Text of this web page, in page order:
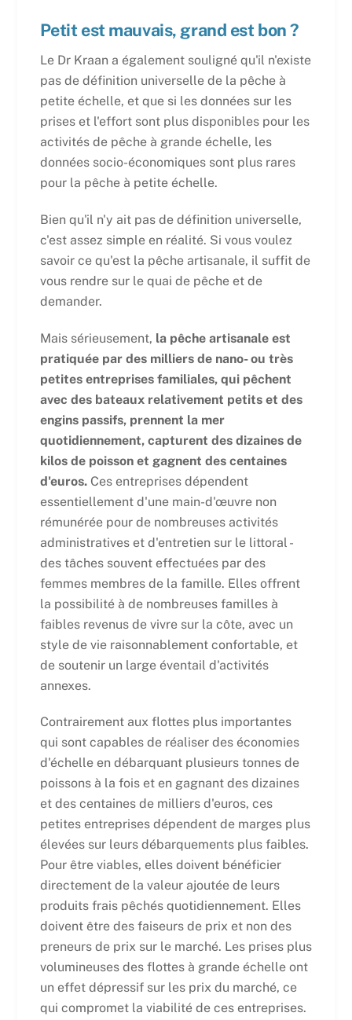
Petit est mauvais, grand est bon ?
Le Dr Kraan a également souligné qu'il n'existe
pas de définition universelle de la pêche à
petite échelle, et que si les données sur les
prises et l'effort sont plus disponibles pour les
activités de pêche à grande échelle, les
données socio-économiques sont plus rares
pour la pêche à petite échelle.
Bien qu'il n'y ait pas de définition universelle,
c'est assez simple en réalité. Si vous voulez
savoir ce qu'est la pêche artisanale, il suffit de
vous rendre sur le quai de pêche et de
demander.
Mais sérieusement, la pêche artisanale est
pratiquée par des milliers de nano- ou très
petites entreprises familiales, qui pêchent
avec des bateaux relativement petits et des
engins passifs, prennent la mer
quotidiennement, capturent des dizaines de
kilos de poisson et gagnent des centaines
d'euros.Ces entreprises dépendent
essentiellement d'une main-d'œuvre non
rémunérée pour de nombreuses activités
administratives et d'entretien sur le littoral -
des tâches souvent effectuées par des
femmes membres de la famille. Elles offrent
la possibilité à de nombreuses familles à
faibles revenus de vivre sur la côte, avec un
style de vie raisonnablement confortable, et
de soutenir un large éventail d'activités
annexes.
Contrairement aux flottes plus importantes
qui sont capables de réaliser des économies
d'échelle en débarquant plusieurs tonnes de
poissons à la fois et en gagnant des dizaines
et des centaines de milliers d'euros, ces
petites entreprises dépendent de marges plus
élevées sur leurs débarquements plus faibles.
Pour être viables, elles doivent bénéficier
directement de la valeur ajoutée de leurs
produits frais pêchés quotidiennement. Elles
doivent être des faiseurs de prix et non des
preneurs de prix sur le marché. Les prises plus
volumineuses des flottes à grande échelle ont
un effet dépressif sur les prix du marché, ce
qui compromet la viabilité de ces entreprises.